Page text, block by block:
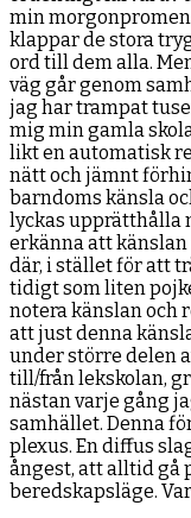
min
klappar de stora
ord till dem alla.
väg går genom
jag har trampat
mig min gamla
likt en automatisk
nätt och jämnt
barndoms känsla
lyckas upprätthålla
erkänna att
där, i stället för att
tidigt som liten
notera känslan och
att just denna
under större delen
till/från lekskolan,
nästan varje gång
samhället. Denna
plexus. En diffus
ångest, att alltid gå
beredskapsläge.